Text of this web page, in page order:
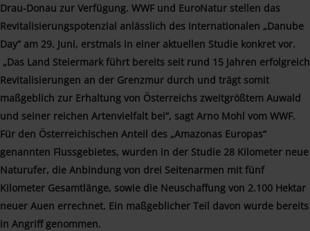
Drau-Donau zur Verfügung. WWF und EuroNatur stellen das
Revitalisierungspotenzial anlässlich des Internationalen „Danube
Day“ am 29. Juni, erstmals in einer aktuellen Studie konkret vor.
„Das Land Steiermark führt bereits seit rund 15 Jahren erfolgreich
Revitalisierungen an der Grenzmur durch und trägt somit
maßgeblich zur Erhaltung von Österreichs zweitgrößtem Auwald
und seiner reichen Artenvielfalt bei“, sagt Arno Mohl vom WWF.
Für den Österreichischen Anteil des „Amazonas Europas“
genannten Flussgebietes, wurden in der Studie 28 Kilometer neue
Naturufer, die Anbindung von drei Seitenarmen mit fünf
Kilometer Gesamtlänge, sowie die Neuschaffung von 2.100 Hektar
neuer Auen errechnet. Ein maßgeblicher Teil davon wurde bereits
in Angriff genommen.